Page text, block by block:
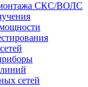
монтажа СКС/ВОЛС
сетей